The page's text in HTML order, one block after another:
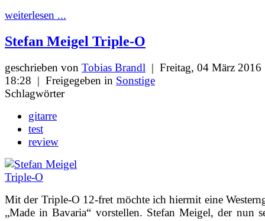
weiterlesen ...
Stefan Meigel Triple-O
geschrieben von Tobias Brandl | Freitag, 04 März 2016
18:28 | Freigegeben in Sonstige
Schlagwörter
gitarre
test
review
Mit der Triple-O 12-fret möchte ich hiermit eine
„Made in Bavaria“ vorstellen. Stefan Meigel, der nun